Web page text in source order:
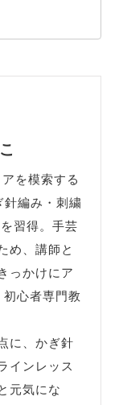
を模索する
編み・刺繍
習得。手芸
め、講師と
っかけにア
心者専門教
に、かぎ針
インレッス
元気にな